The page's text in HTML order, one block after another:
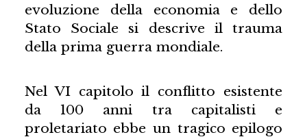
evoluzione della economia e dello
Stato Sociale si descrive il trauma
della prima guerra mondiale.
Nel VI capitolo il conflitto esistente
da 100 anni tra capitalisti e
proletariato ebbe un tragico epilogo